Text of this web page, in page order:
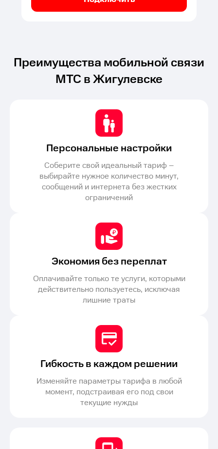
Преимущества мобильной связи
МТС в Жигулевске
Персональные настройки
Соберите свой идеальный тариф –
выбирайте нужное количество минут,
сообщений и интернета без жестких
ограничений
Экономия без переплат
Оплачивайте только те услуги, которыми
действительно пользуетесь, исключая
лишние траты
Гибкость в каждом решении
Изменяйте параметры тарифа в любой
момент, подстраивая его под свои
текущие нужды